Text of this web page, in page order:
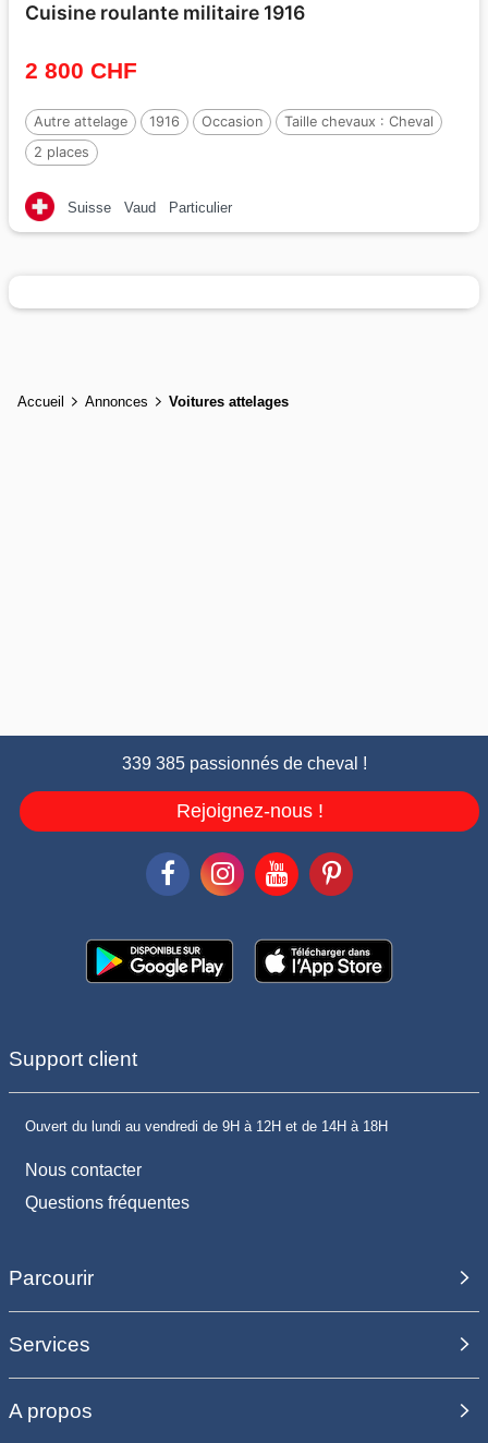
Cuisine roulante militaire 1916
2 800 CHF
Autre attelage 1916 Occasion Taille chevaux : Cheval
2 places
Suisse Vaud Particulier
Accueil Annonces Voitures attelages
339 385 passionnés de cheval !
Rejoignez-nous !
Support client
Ouvert du lundi au vendredi de 9H à 12H et de 14H à 18H
Nous contacter
Questions fréquentes
Parcourir
Services
A propos